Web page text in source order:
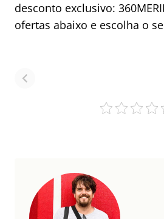
desconto exclusivo:
ofertas abaixo e escolha o
viagem pela